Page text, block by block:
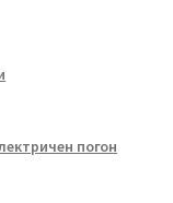
погон